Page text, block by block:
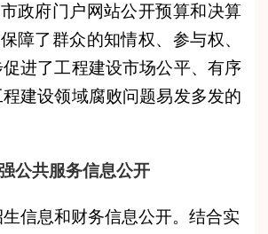
政府门户网站公开预算和决算
障了群众的知情权、参与权、
进了工程建设市场公平、有序
建设领域腐败问题易发多发的
强公共服务信息公开
生信息和财务信息公开。结合实